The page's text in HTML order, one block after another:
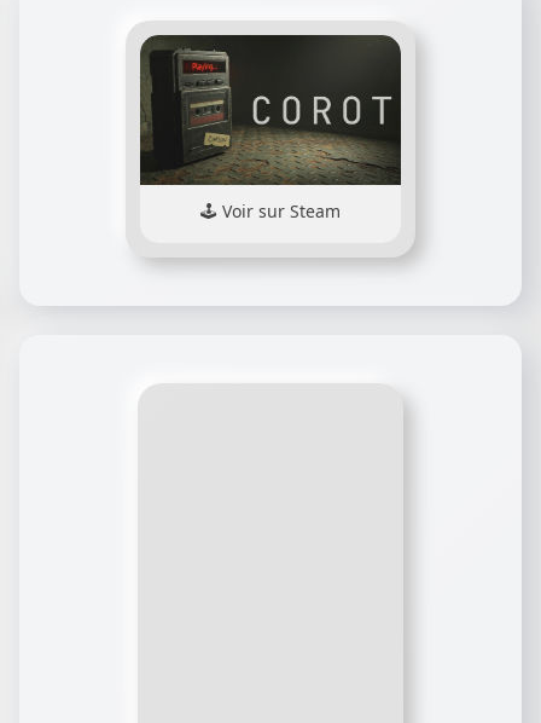
Voir sur Steam